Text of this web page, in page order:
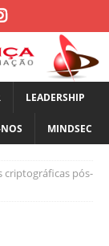
LEADERSHIP
MINDSEC
criptográficas pós-